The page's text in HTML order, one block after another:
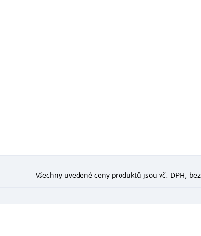
Všechny uvedené ceny produktů jsou vč. DPH, bez